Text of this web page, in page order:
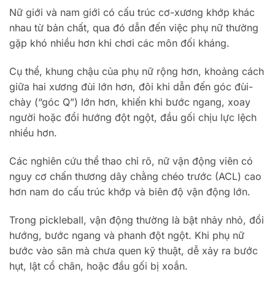
Nữ giới và nam giới có cấu trúc cơ-xương khớp khác
nhau từ bản chất, qua đó dẫn đến việc phụ nữ thường
gặp khó nhiều hơn khi chơi các môn đối kháng.
Cụ thể, khung chậu của phụ nữ rộng hơn, khoảng cách
giữa hai xương đùi lớn hơn, đôi khi dẫn đến góc đùi-
chày (“góc Q”) lớn hơn, khiến khi bước ngang, xoay
người hoặc đổi hướng đột ngột, đầu gối chịu lực lệch
nhiều hơn.
Các nghiên cứu thể thao chỉ rõ, nữ vận động viên có
nguy cơ chấn thương dây chằng chéo trước (ACL) cao
hơn nam do cấu trúc khớp và biên độ vận động lớn.
Trong pickleball, vận động thường là bật nhảy nhỏ, đổi
hướng, bước ngang và phanh đột ngột. Khi phụ nữ
bước vào sân mà chưa quen kỹ thuật, dễ xảy ra bước
hụt, lật cổ chân, hoặc đầu gối bị xoắn.